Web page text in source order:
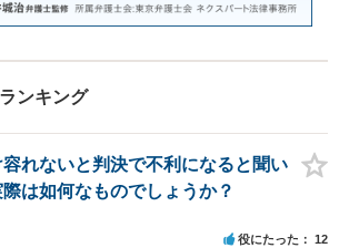
ンキング
れないと判決で不利になると聞い
は如何なものでしょうか？
役にたった 12